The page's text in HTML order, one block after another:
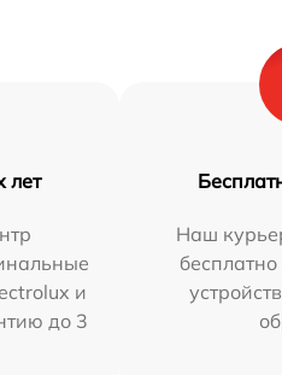
лет
и
до 3
Наш